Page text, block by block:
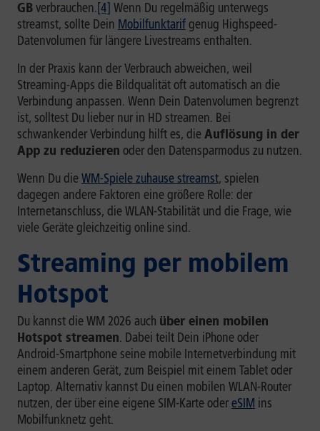
GBverbrauchen.[4] Wenn Du regelmäßig unterwegs
streamst, sollte Dein Mobilfunktarifgenug Highspeed-
Datenvolumen für längere Livestreams enthalten.
In der Praxis kann der Verbrauch abweichen, weil
Streaming-Apps die Bildqualität oft automatisch an die
Verbindung anpassen. Wenn Dein Datenvolumen begrenzt
ist, solltest Du lieber nur in HD streamen. Bei
schwankender Verbindung hilft es, dieAuflösung in der
App zu reduzieren oder den Datensparmodus zu nutzen.
Wenn Du dieWM-Spiele zuhause streamst, spielen
dagegen andere Faktoren eine größere Rolle: der
Internetanschluss, die WLAN-Stabilität und die Frage, wie
viele Geräte gleichzeitig online sind.
Streaming per mobilem
Hotspot
Du kannst die WM 2026 auch über einen mobilen
Hotspot streamen. Dabei teilt Dein iPhone oder
Android-Smartphone seine mobile Internetverbindung mit
einem anderen Gerät, zum Beispiel mit einem Tablet oder
Laptop. Alternativ kannst Du einen mobilen WLAN-Router
nutzen, der über eine eigene SIM-Karte odereSIM ins
Mobilfunknetz geht.